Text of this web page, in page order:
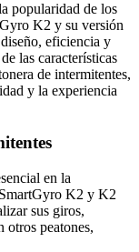
popularidad de los
K2 y su versión
eficiencia y
las características
de intermitentes,
y la experiencia
en la
K2 y K2
sus giros,
peatones,